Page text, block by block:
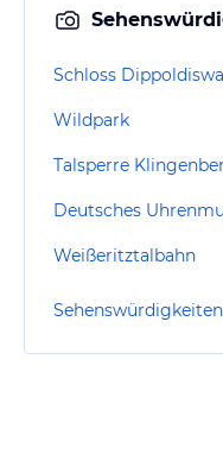
Schloss
Wildpark
Talsperre
Weißeritztalbahn